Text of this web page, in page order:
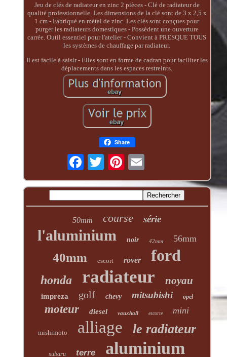
Jeu de clés de radiateur en zinc 2 pièces - Clé de radiateur de
qualité professionnelle. Les dimensions de la clé sont de 3 x 2,5 x
1 cm - Fabriqué en métal de zinc. Les clés sont conçues pour
purger les radiateurs domestiques - Possèdent une ouverture
carrée. Outil essentiel pour l'atelier - Convient à PRESQUE TOUS
les systèmes de chauffage par radiateur.
Il est facile à saisir - Elles sont en forme de cadran pour faciliter les
déplacements dans les espaces restreints.
Share
50mm course série
l'aluminium noir 42mm 56mm
40mm escort rover ford
honda radiateur noyau
impreza golf chevy mitsubishi opel
moteur diesel vauxhall escorte mini
mishimoto alliage le radiateur
subaru terre aluminium